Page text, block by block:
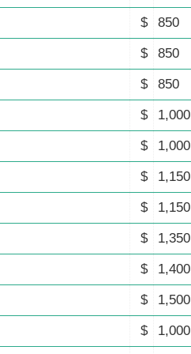
$ 850
$ 850
$ 850
$ 1,000
$ 1,000
$ 1,150
$ 1,150
$ 1,350
$ 1,400
$ 1,500
$ 1,000